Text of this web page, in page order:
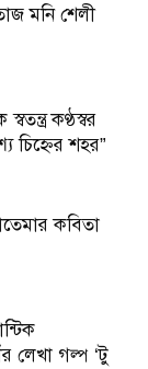
মনি শেলী
কণ্ঠস্বর
চিহ্নের শহর”
কবিতা
লেখা গল্প ‘টু